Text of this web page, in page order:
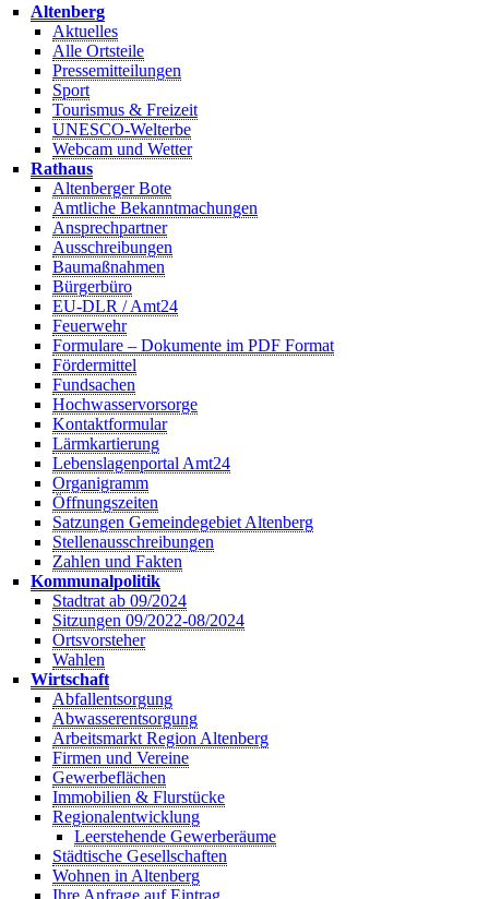
Altenberg
Aktuelles
Alle Ortsteile
Pressemitteilungen
Sport
Tourismus & Freizeit
UNESCO-Welterbe
Webcam und Wetter
Rathaus
Altenberger Bote
Amtliche Bekanntmachungen
Ansprechpartner
Ausschreibungen
Baumaßnahmen
Bürgerbüro
EU-DLR / Amt24
Feuerwehr
Formulare – Dokumente im PDF Format
Fördermittel
Fundsachen
Hochwasservorsorge
Kontaktformular
Lärmkartierung
Lebenslagenportal Amt24
Organigramm
Öffnungszeiten
Satzungen Gemeindegebiet Altenberg
Stellenausschreibungen
Zahlen und Fakten
Kommunalpolitik
Stadtrat ab 09/2024
Sitzungen 09/2022-08/2024
Ortsvorsteher
Wahlen
Wirtschaft
Abfallentsorgung
Abwasserentsorgung
Arbeitsmarkt Region Altenberg
Firmen und Vereine
Gewerbeflächen
Immobilien & Flurstücke
Regionalentwicklung
Leerstehende Gewerberäume
Städtische Gesellschaften
Wohnen in Altenberg
Ihre Anfrage auf Eintrag